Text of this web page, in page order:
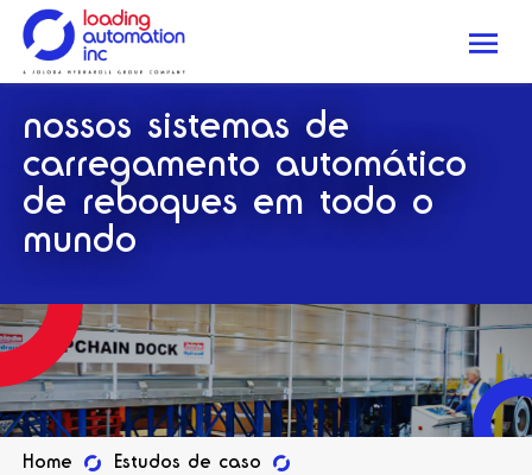
Loading
Inc
nossos sistemas de
carregamento automático
de reboques em todo o
mundo
Home
Estudos de caso